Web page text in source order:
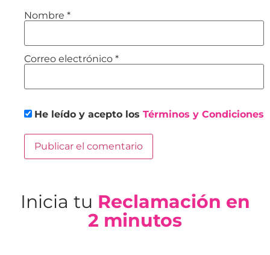
Nombre *
Correo electrónico *
He leído y acepto los Términos y Condiciones
Inicia tu Reclamación en
2 minutos